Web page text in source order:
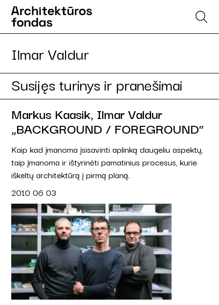
Ilmar Valdur
Susijęs turinys ir pranešimai
Markus Kaasik, Ilmar Valdur
„BACKGROUND / FOREGROUND“
Kaip kad įmanoma įsisavinti aplinką daugeliu aspektų,
taip įmanoma ir ištyrinėti pamatinius procesus, kurie
iškeltų architektūrą į pirmą planą.
2010 06 03